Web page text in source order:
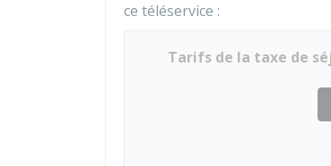
ce téléservice :
Tarifs de la taxe de